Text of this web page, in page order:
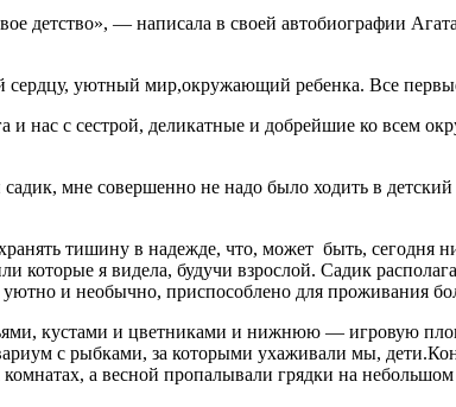
детство», — написала в своей автобиографии
сердцу, уютный мир,окружающий ребенка. Все
нас с сестрой, деликатные и добрейшие ко всем
мне совершенно не надо было ходить в
тишину в надежде, что, может быть, сегодня
которые я видела, будучи взрослой. Садик
и необычно, приспособлено для проживания
кустами и цветниками и нижнюю — игровую
с рыбками, за которыми ухаживали мы,
а весной пропалывали грядки на небольшом